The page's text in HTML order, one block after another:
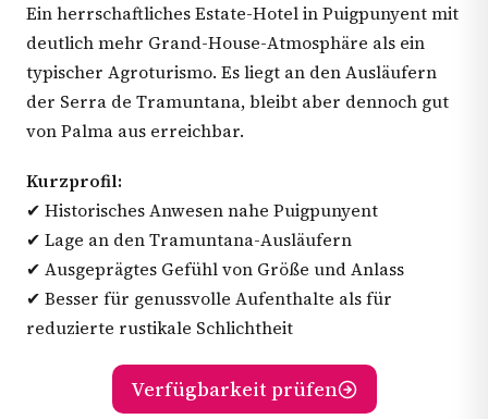
Ein herrschaftliches Estate-Hotel in Puigpunyent mit
deutlich mehr Grand-House-Atmosphäre als ein
typischer Agroturismo. Es liegt an den Ausläufern
der Serra de Tramuntana, bleibt aber dennoch gut
von Palma aus erreichbar.
Kurzprofil:
✔ Historisches Anwesen nahe Puigpunyent
✔ Lage an den Tramuntana-Ausläufern
✔ Ausgeprägtes Gefühl von Größe und Anlass
✔ Besser für genussvolle Aufenthalte als für
reduzierte rustikale Schlichtheit
Verfügbarkeit prüfen